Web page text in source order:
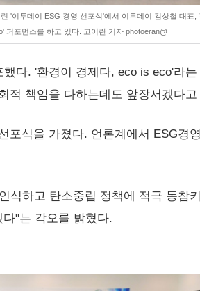
'이투데이 ESG 경영 선포식'에서 이투데이 김상철 대표,
퍼포먼스를 하고 있다. 고이란 기자 photoeran@
했다. '환경이 경제다, eco is eco'라
적 책임을 다하는데도 앞장서겠다
포식을 가졌다. 언론계에서 ESG경
식하고 탄소중립 정책에 적극 동참
"는 각오를 밝혔다.